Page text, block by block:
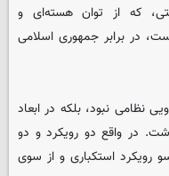
که از توان هسته‌ای و
در برابر جمهوری اسلامی
نظامی نبود، بلکه در ابعاد
در واقع دو رویکرد و دو
رویکرد استکباری و از سوی